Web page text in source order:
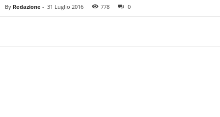
By Redazione - 31 Luglio 2016 778 0